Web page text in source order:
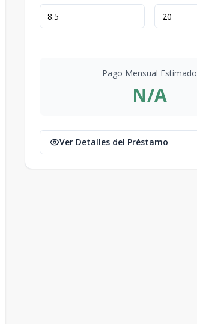
Pago Mensual Estimado
N/A
Ver Detalles del Préstamo